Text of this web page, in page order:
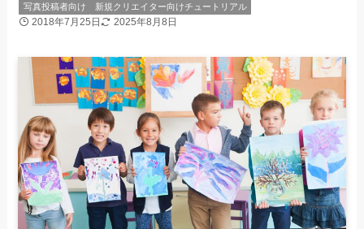
写真投稿者向け
新規クリエイター向けチュートリアル
2018年7月25日 2025年8月8日